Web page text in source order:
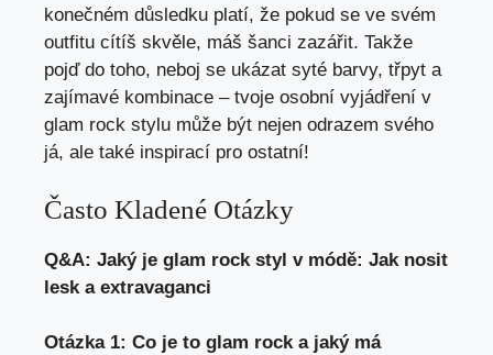
konečném důsledku platí, že pokud se ve svém
outfitu cítíš skvěle, máš šanci zazářit. Takže
pojď do toho, neboj se ukázat syté barvy, třpyt a
zajímavé kombinace – tvoje osobní vyjádření v
glam rock stylu může být nejen odrazem svého
já, ale také inspirací pro ostatní!
Často Kladené Otázky
Q&A: Jaký je glam rock styl v módě: Jak nosit
lesk a extravaganci
Otázka 1: Co je to glam rock a jaký má